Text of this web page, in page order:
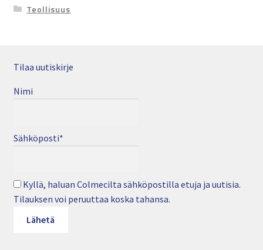
Teollisuus
Tilaa uutiskirje
Nimi
Sähköposti*
Kyllä, haluan Colmecilta sähköpostilla etuja ja uutisia.
Tilauksen voi peruuttaa koska tahansa.